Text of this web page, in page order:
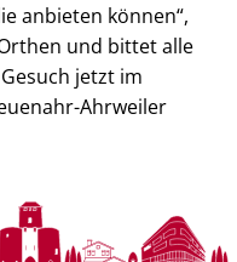
anbieten können“,
und bittet alle
jetzt im
Ahrweiler